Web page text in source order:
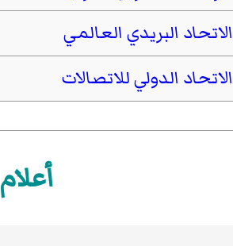
الاتحاد البريدي العالمي
الاتحاد الدولي للاتصالات
أعلام